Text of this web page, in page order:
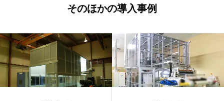
そのほかの導入事例